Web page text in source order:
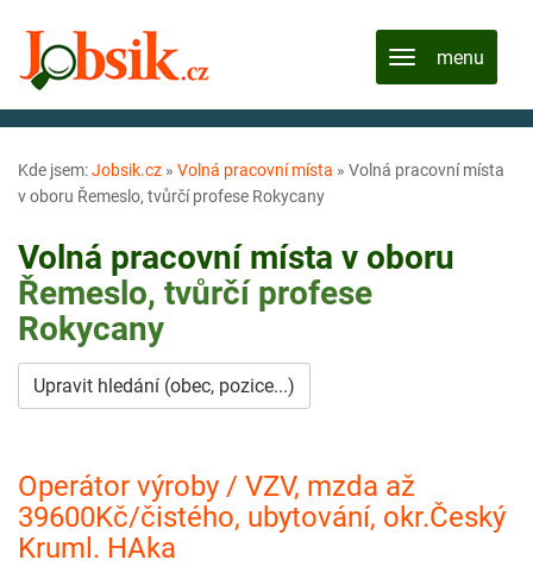
Kde jsem:Jobsik.cz » Volná pracovní místa » Volná pracovní místa
v oboru Řemeslo, tvůrčí profese Rokycany
Volná pracovní místa v oboru
Řemeslo, tvůrčí profese
Rokycany
Upravit hledání (obec, pozice...)
Operátor výroby / VZV, mzda až
39600Kč/čistého, ubytování, okr.Český
Kruml. HAka